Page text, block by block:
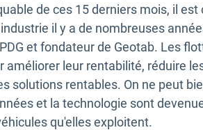
de ces 15 derniers mois, il
il y a de nombreuses
et fondateur de Geotab. Les
améliorer leur rentabilité, réduire
solutions rentables. On ne peut
et la technologie sont
qu'elles exploitent.